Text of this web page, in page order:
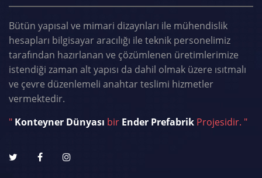
Bütün yapısal ve mimari dizaynları ile mühendislik
hesapları bilgisayar aracılığı ile teknik personelimiz
tarafından hazırlanan ve çözümlenen üretimlerimize
istendiği zaman alt yapısı da dahil olmak üzere ısıtmalı
ve çevre düzenlemeli anahtar teslimi hizmetler
vermektedir.
" Konteyner Dünyası bir Ender Prefabrik Projesidir. "